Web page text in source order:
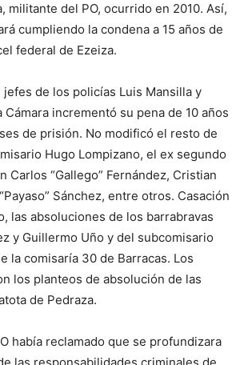
militante del PO, ocurrido en 2010. Así,
cumpliendo la condena a 15 años de
federal de Ezeiza.
jefes de los policías Luis Mansilla y
incrementó su pena de 10 años
de prisión. No modificó el resto de
Hugo Lompizano, el ex segundo
Carlos “Gallego” Fernández, Cristian
Sánchez, entre otros. Casación
las absoluciones de los barrabravas
y Guillermo Uño y del subcomisario
la comisaría 30 de Barracas. Los
los planteos de absolución de las
de Pedraza.
había reclamado que se profundizara